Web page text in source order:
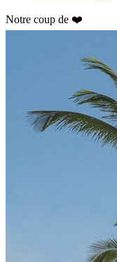
Notre coup de ❤️